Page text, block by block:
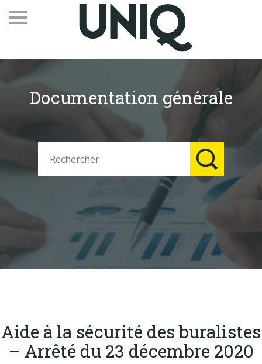
Recevez notre newsletter
Vos contacts
Espace adhérents
EN
Qui sommes-nous
Produits
Publications
Actualités
Documentation générale
Aide à la sécurité des buralistes
– Arrêté du 23 décembre 2020